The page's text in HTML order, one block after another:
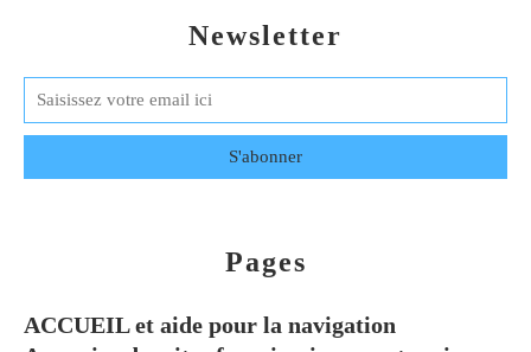
Newsletter
Pages
ACCUEIL et aide pour la navigation